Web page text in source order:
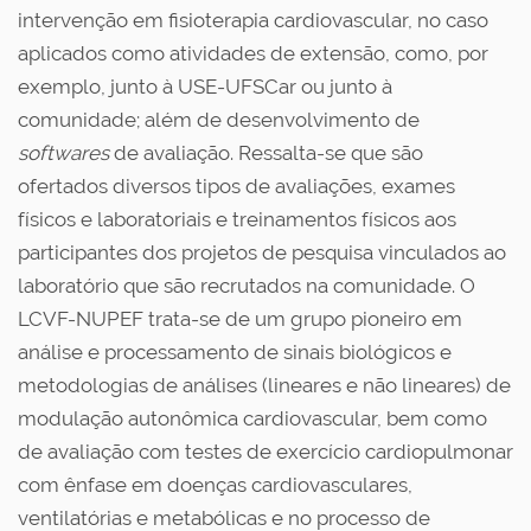
intervenção em fisioterapia cardiovascular, no caso
aplicados como atividades de extensão, como, por
exemplo, junto à USE-UFSCar ou junto à
comunidade; além de desenvolvimento de
softwaresde avaliação. Ressalta-se que são
ofertados diversos tipos de avaliações, exames
físicos e laboratoriais e treinamentos físicos aos
participantes dos projetos de pesquisa vinculados ao
laboratório que são recrutados na comunidade. O
LCVF-NUPEF trata-se de um grupo pioneiro em
análise e processamento de sinais biológicos e
metodologias de análises (lineares e não lineares) de
modulação autonômica cardiovascular, bem como
de avaliação com testes de exercício cardiopulmonar
com ênfase em doenças cardiovasculares,
ventilatórias e metabólicas e no processo de